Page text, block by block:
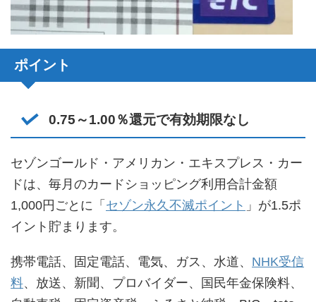
ポイント
0.75～1.00％還元で有効期限なし
セゾンゴールド・アメリカン・エキスプレス・カー
ドは、毎月のカードショッピング利用合計金額
1,000円ごとに「 セゾン永久不滅ポイント 」が1.5ポ
イント貯まります。
携帯電話、固定電話、電気、ガス、水道、 NHK受信
料、放送、新聞、プロバイダー、国民年金保険料、